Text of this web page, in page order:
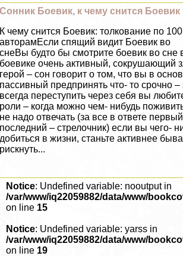
Сонник Боевик, к чему снится Боевик
К чему снится Боевик: толкование по 100
авторамЕсли спящий видит Боевик во
снеВы будто бы смотрите боевик во сне
боевике очень активный, сокрушающий
герой – сон говорит о том, что вы в
пассивный предпринять что- то срочно –
всегда переступить через себя вы
роли – когда можно чем- нибудь
не надо отвечать (за все в ответе
последний – стрелочник) если вы чего-
добиться в жизни, станьте активнее
рискнуть...
Notice: Undefined variable: nooutput in
/var/www/iq22059882/data/www/
on line 15
Notice: Undefined variable: yarss in
/var/www/iq22059882/data/www/
on line 19